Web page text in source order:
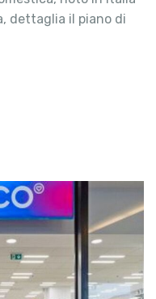
dettaglia il piano di